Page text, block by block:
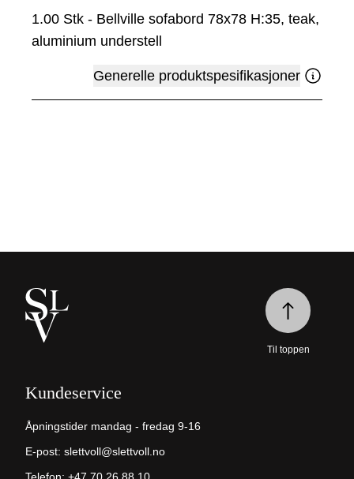
1.00 Stk - Bellville sofabord 78x78 H:35, teak,
aluminium understell
Generelle produktspesifikasjoner
Kundeservice
Åpningstider mandag - fredag 9-16
E-post: slettvoll@slettvoll.no
Til toppen